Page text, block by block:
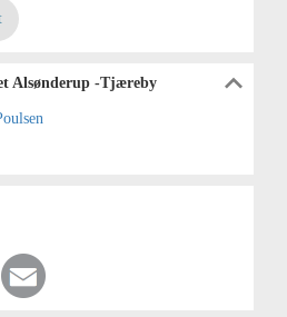
Alsønderup -Tjæreby